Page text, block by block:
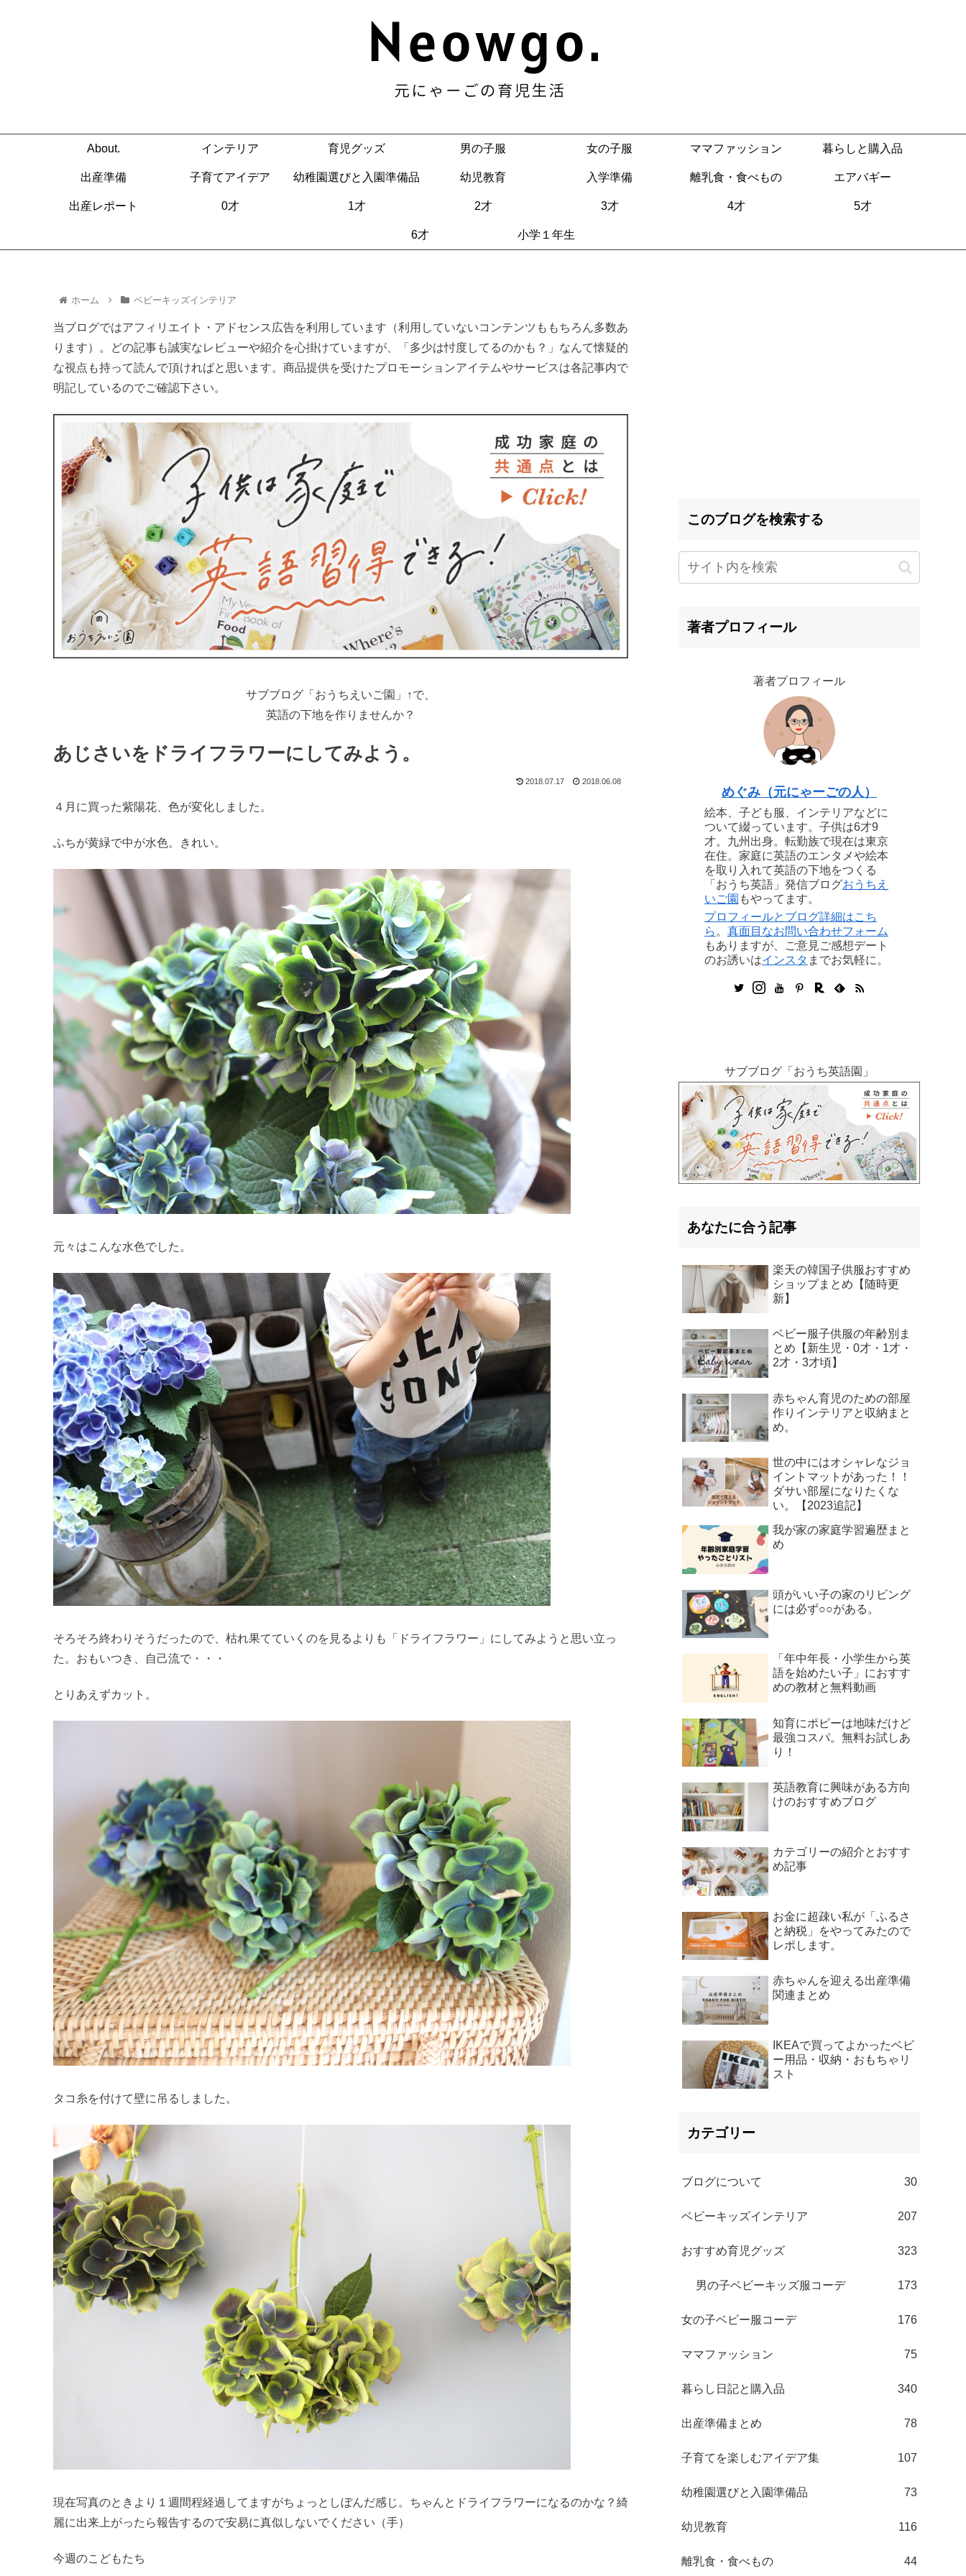
About. インテリア 育児グッズ 男の子服 女の子服 ママファッション 暮らしと購入品
出産準備 子育てアイデア 幼稚園選びと入園準備品 幼児教育 入学準備 離乳食・食べもの エアバギー
出産レポート 0才 1才 2才 3才 4才 5才
6才 小学１年生
ホーム ベビーキッズインテリア
当ブログではアフィリエイト・アドセンス広告を利用しています（利用していないコンテンツももちろん多数あ
ります）。どの記事も誠実なレビューや紹介を心掛けていますが、「多少は忖度してるのかも？」なんて懐疑的
な視点も持って読んで頂ければと思います。商品提供を受けたプロモーションアイテムやサービスは各記事内で
明記しているのでご確認下さい。
サブブログ「おうちえいご園」↑で、
英語の下地を作りませんか？
あじさいをドライフラワーにしてみよう。
2018.07.17 2018.06.08
４月に買った紫陽花、色が変化しました。
ふちが黄緑で中が水色。きれい。
元々はこんな水色でした。
そろそろ終わりそうだったので、枯れ果てていくのを見るよりも「ドライフラワー」にしてみようと思い立っ
た。おもいつき、自己流で・・・
とりあえずカット。
タコ糸を付けて壁に吊るしました。
現在写真のときより１週間程経過してますがちょっとしぼんだ感じ。ちゃんとドライフラワーになるのかな？綺
麗に出来上がったら報告するので安易に真似しないでください（手）
今週のこどもたち
このブログを検索する
著者プロフィール
著者プロフィール
めぐみ（元にゃーごの人）
絵本、子ども服、インテリアなどに
ついて綴っています。子供は6才9
才。九州出身。転勤族で現在は東京
在住。家庭に英語のエンタメや絵本
を取り入れて英語の下地をつくる
「おうち英語」発信ブログおうちえ
いご園 もやってます。
プロフィールとブログ詳細はこち
ら 。 真面目なお問い合わせフォーム
もありますが、ご意見ご感想デート
のお誘いはインスタ までお気軽に。
サブブログ「おうち英語園」
あなたに合う記事
楽天の韓国子供服おすすめ
ショップまとめ【随時更
新】
ベビー服子供服の年齢別ま
とめ【新生児・0才・1才・
2才・3才頃】
赤ちゃん育児のための部屋
作りインテリアと収納まと
め。
世の中にはオシャレなジョ
イントマットがあった！！
ダサい部屋になりたくな
い。【2023追記】
我が家の家庭学習遍歴まと
め
頭がいい子の家のリビング
には必ず○○がある。
「年中年長・小学生から英
語を始めたい子」におすす
めの教材と無料動画
知育にポピーは地味だけど
最強コスパ。無料お試しあ
り！
英語教育に興味がある方向
けのおすすめブログ
カテゴリーの紹介とおすす
め記事
お金に超疎い私が「ふるさ
と納税」をやってみたので
レポします。
赤ちゃんを迎える出産準備
関連まとめ
IKEAで買ってよかったベビ
ー用品・収納・おもちゃリ
スト
カテゴリー
ブログについて 30
ベビーキッズインテリア 207
おすすめ育児グッズ 323
男の子ベビーキッズ服コーデ 173
女の子ベビー服コーデ 176
ママファッション 75
暮らし日記と購入品 340
出産準備まとめ 78
子育てを楽しむアイデア集 107
幼稚園選びと入園準備品 73
幼児教育 116
離乳食・食べもの 44